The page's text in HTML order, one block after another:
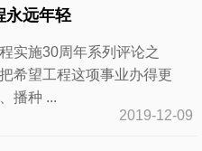
永远年轻
施30周年系列评论之
望工程这项事业办得更
播种 ...
2019-12-09